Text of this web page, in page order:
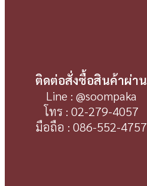
ติดต่อสั่งซื้อสินค้าผ่าน
Line : @soompaka
โทร : 02-279-4057
มือถือ : 086-552-4757